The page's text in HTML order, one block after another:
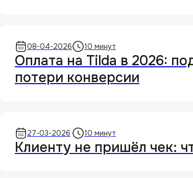
08-04-2026 10 минут
Оплата на Tilda в 2026:
потери конверсии
27-03-2026 10 минут
Клиенту не пришёл чек: